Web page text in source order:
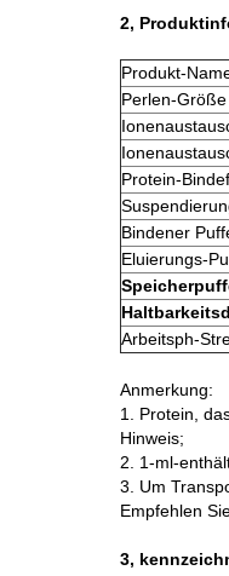
2,
Produkt-
Perlen-Größe
Protein-
Bindener
Eluierungs-
Arbeitsph-
Anmerkung:
1. Protein,
Hinweis;
2. 1-ml-
3. Um
Empfehlen
3,